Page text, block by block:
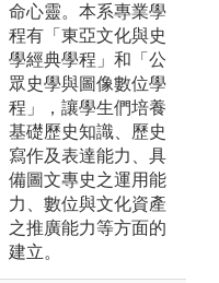
命心靈。本系專業學
程有「東亞文化與史
學經典學程」和「公
眾史學與圖像數位學
程」，讓學生們培養
基礎歷史知識、歷史
寫作及表達能力、具
備圖文專史之運用能
力、數位與文化資產
之推廣能力等方面的
建立。